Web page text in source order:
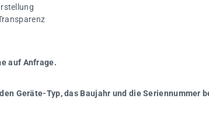
auf Anfrage.
Geräte-Typ, das Baujahr und die